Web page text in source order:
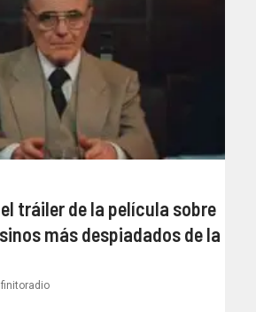
tráiler de la película sobre
más despiadados de la